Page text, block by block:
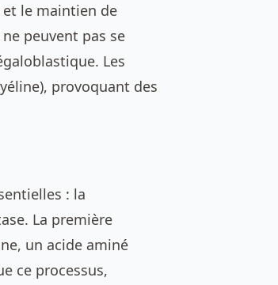
et le maintien de
peuvent pas se
Les
provoquant des
: la
La première
un acide aminé
ce processus,